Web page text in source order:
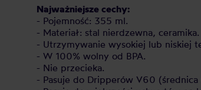
Najważniejsze cechy:
- Pojemność: 355 ml.
- Materiał: stal nierdzewna, ceramika.
- Utrzymywanie wysokiej lub niskiej
- W 100% wolny od BPA.
- Nie przecieka.
- Pasuje do Dripperów V60